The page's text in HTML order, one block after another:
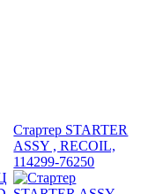
Стартер STARTER
ASSY , RECOIL,
114299-76250